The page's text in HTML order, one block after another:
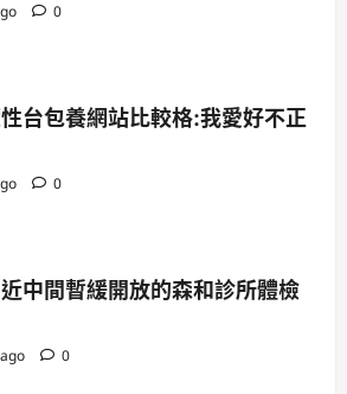
0
台包養網站比較格:我愛好不正
0
中間暫緩開放的森和診所體檢
0